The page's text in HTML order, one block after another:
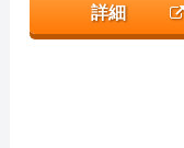
詳細